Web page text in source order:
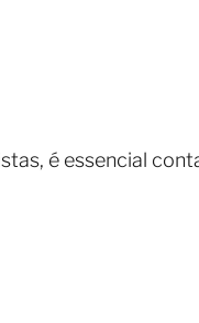
é essencial